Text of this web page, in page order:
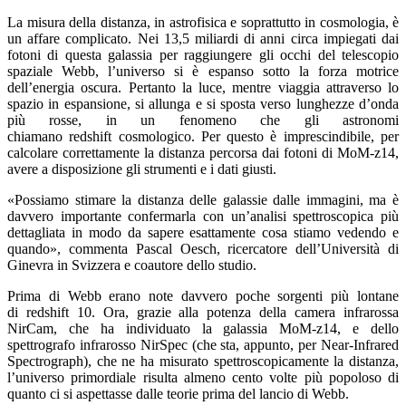
La misura della distanza, in astrofisica e soprattutto in cosmologia, è
un affare complicato. Nei 13,5 miliardi di anni circa impiegati dai
fotoni di questa galassia per raggiungere gli occhi del telescopio
spaziale Webb, l’universo si è espanso sotto la forza motrice
dell’energia oscura. Pertanto la luce, mentre viaggia attraverso lo
spazio in espansione, si allunga e si sposta verso lunghezze d’onda
più rosse, in un fenomeno che gli astronomi
chiamano redshift cosmologico. Per questo è imprescindibile, per
calcolare correttamente la distanza percorsa dai fotoni di MoM-z14,
avere a disposizione gli strumenti e i dati giusti.
«Possiamo stimare la distanza delle galassie dalle immagini, ma è
davvero importante confermarla con un’analisi spettroscopica più
dettagliata in modo da sapere esattamente cosa stiamo vedendo e
quando», commenta Pascal Oesch, ricercatore dell’Università di
Ginevra in Svizzera e coautore dello studio.
Prima di Webb erano note davvero poche sorgenti più lontane
di redshift 10. Ora, grazie alla potenza della camera infrarossa
NirCam, che ha individuato la galassia MoM-z14, e dello
spettrografo infrarosso NirSpec (che sta, appunto, per Near-Infrared
Spectrograph), che ne ha misurato spettroscopicamente la distanza,
l’universo primordiale risulta almeno cento volte più popoloso di
quanto ci si aspettasse dalle teorie prima del lancio di Webb.